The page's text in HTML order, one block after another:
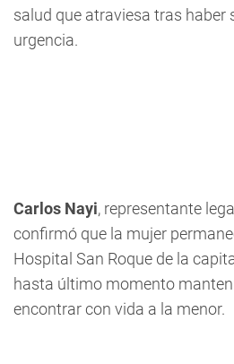
salud que atraviesa tras haber
urgencia.
Carlos Nayi, representante
confirmó que la mujer
Hospital San Roque de la
hasta último momento
encontrar con vida a la menor.